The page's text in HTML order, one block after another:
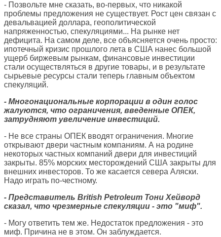
- Позвольте мне сказать, во-первых, что никакой
проблемы предложения не существует. Рост цен связан с
девальвацией доллара, геополитической
напряженностью, спекуляциями... На рынке нет
дефицита. На самом деле, все объясняется очень просто:
ипотечный кризис прошлого лета в США нанес большой
ущерб биржевым рынкам, финансовые инвестиции
стали осуществляться в другие товары, и в результате
сырьевые ресурсы стали теперь главным объектом
спекуляций.
- Многонациональные корпорации в один голос
жалуются, что ограничения, введенные ОПЕК,
затрудняют увеличение инвестиций.
- Не все страны ОПЕК вводят ограничения. Многие
открывают двери частным компаниям. А на родине
некоторых частных компаний двери для инвестиций
закрыты. 85% морских месторождений США закрыты для
внешних инвесторов. То же касается севера Аляски.
Надо играть по-честному.
- Представитель British Petroleum Тони Хейворд
сказал, что чрезмерные спекуляции - это "миф".
- Могу ответить тем же. Недостаток предложения - это
миф. Причина не в этом. Он заблуждается.